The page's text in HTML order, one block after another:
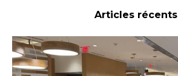
Articles récents